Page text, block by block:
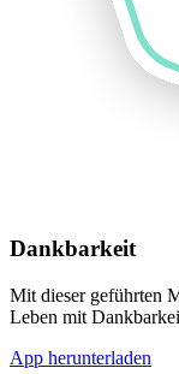
Dankbarkeit
Mit dieser geführten
Leben mit
App herunterladen